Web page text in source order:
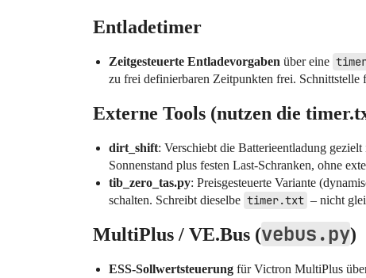
Entladetimer
Zeitgesteuerte Entladevorgaben über eine
zu frei definierbaren Zeitpunkten frei. Schnittstelle
Externe Tools (nutzen die
dirt_shift: Verschiebt die Batterieentladung
Sonnenstand plus festen Last-Schranken, ohne
tib_zero_tas.py: Preisgesteuerte Variante
schalten. Schreibt dieselbe timer.txt – nicht
MultiPlus / VE.Bus (vebus.py)
ESS-Sollwertsteuerung für Victron MultiPlus